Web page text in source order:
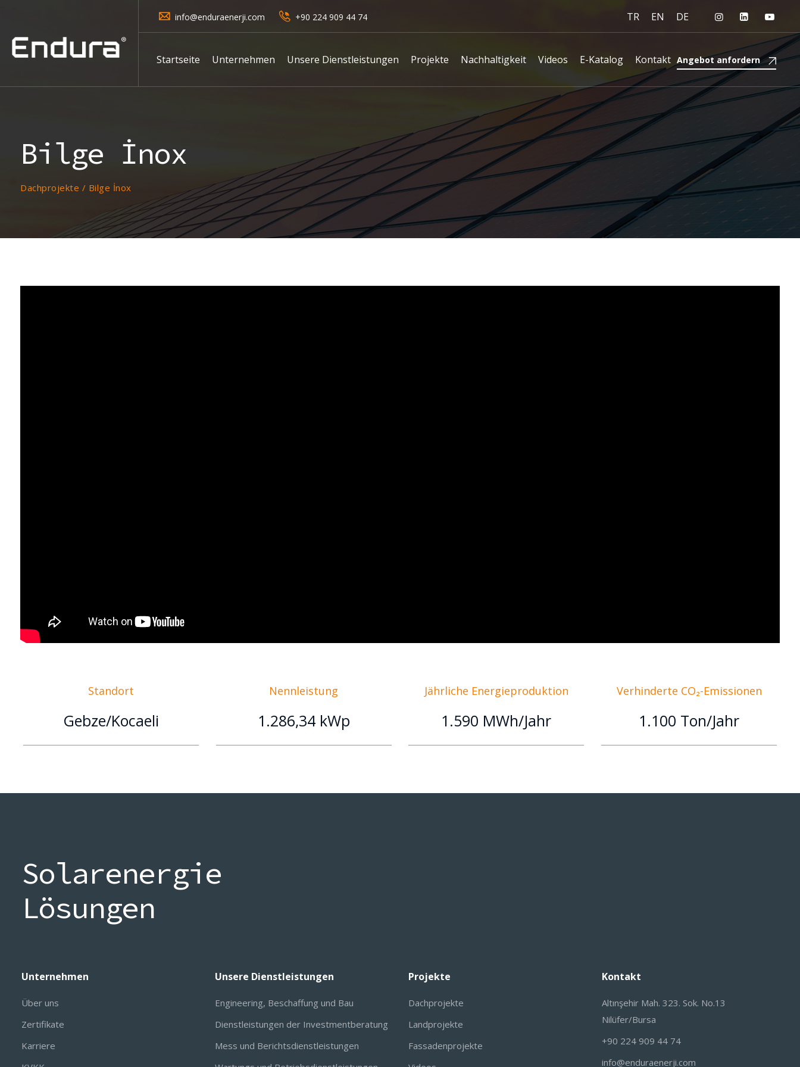
info@enduraenerji.com +90 224 909 44 74 TR EN DE
Startseite Unternehmen Unsere Dienstleistungen Projekte Nachhaltigkeit Videos E-Katalog Kontakt Angebot anfordern
Bilge İnox
Dachprojekte / Bilge İnox
Standort
Gebze/Kocaeli
Nennleistung
1.286,34 kWp
Jährliche Energieproduktion
1.590 MWh/Jahr
Verhinderte CO₂-Emissionen
1.100 Ton/Jahr
Solarenergie
Lösungen
Unternehmen
Über uns
Zertifikate
Karriere
Unsere Dienstleistungen
Engineering, Beschaffung und Bau
Dienstleistungen der Investmentberatung
Mess und Berichtsdienstleistungen
Projekte
Dachprojekte
Landprojekte
Fassadenprojekte
Kontakt
Altınşehir Mah. 323. Sok. No.13
Nilüfer/Bursa
+90 224 909 44 74
info@enduraenerji.com